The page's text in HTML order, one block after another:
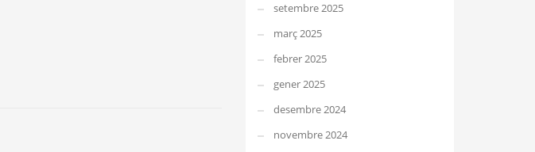
setembre 2025
març 2025
febrer 2025
gener 2025
desembre 2024
novembre 2024